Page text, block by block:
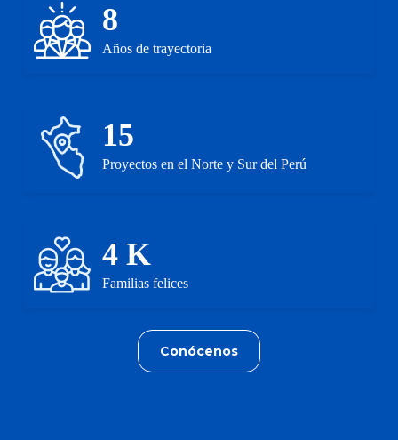
8
Años de trayectoria
15
Proyectos en el Norte y Sur del Perú
4 K
Familias felices
Conócenos